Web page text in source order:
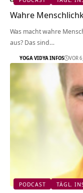
Wahre
Was macht wahre
aus? Das sind…
YOGA VIDYA INFOS VOR
PODCAST TÄGL.